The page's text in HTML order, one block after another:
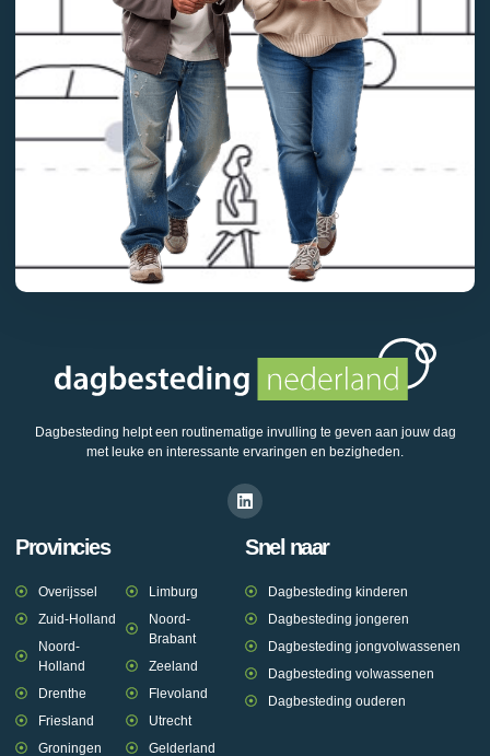
Dagbesteding helpt een routinematige invulling te geven aan jouw dag
met leuke en interessante ervaringen en bezigheden.
Provincies
Overijssel
Zuid-Holland
Noord-
Holland
Drenthe
Friesland
Groningen
Limburg
Noord-
Brabant
Zeeland
Flevoland
Utrecht
Gelderland
Snel naar
Dagbesteding kinderen
Dagbesteding jongeren
Dagbesteding jongvolwassenen
Dagbesteding volwassenen
Dagbesteding ouderen